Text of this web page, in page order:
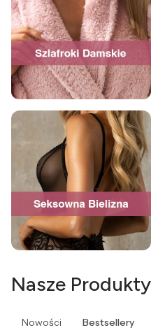
Nasze Produkty
Nowości Bestsellery